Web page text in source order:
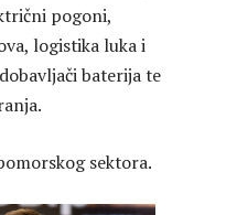
pogoni,
logistika luka i
baterija te
sektora.